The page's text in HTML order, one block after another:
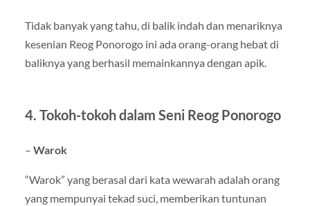
Tidak banyak yang tahu, di balik indah dan menariknya
kesenian Reog Ponorogo ini ada orang-orang hebat di
baliknya yang berhasil memainkannya dengan apik.
4. Tokoh-tokoh dalam Seni Reog Ponorogo
– Warok
“Warok” yang berasal dari kata wewarah adalah orang
yang mempunyai tekad suci, memberikan tuntunan